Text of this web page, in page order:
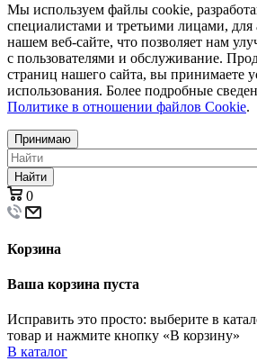
Мы используем файлы cookie,
специалистами и третьими лицами, для
нашем веб-сайте, что позволяет нам
с пользователями и обслуживание.
страниц нашего сайта, вы принимаете
использования. Более подробные
Политике в отношении файлов Cookie.
Принимаю
Найти
0
Корзина
Ваша корзина пуста
Исправить это просто: выберите в
товар и нажмите кнопку «В корзину»
В каталог